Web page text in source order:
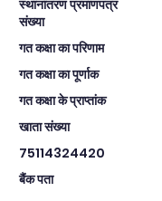
स्थानांतरण प्रमाणपत्र
संख्या
गत कक्षा का परिणाम
गत कक्षा का पूर्णाक
गत कक्षा के प्राप्तांक
खाता संख्या
75114324420
बैंक पता